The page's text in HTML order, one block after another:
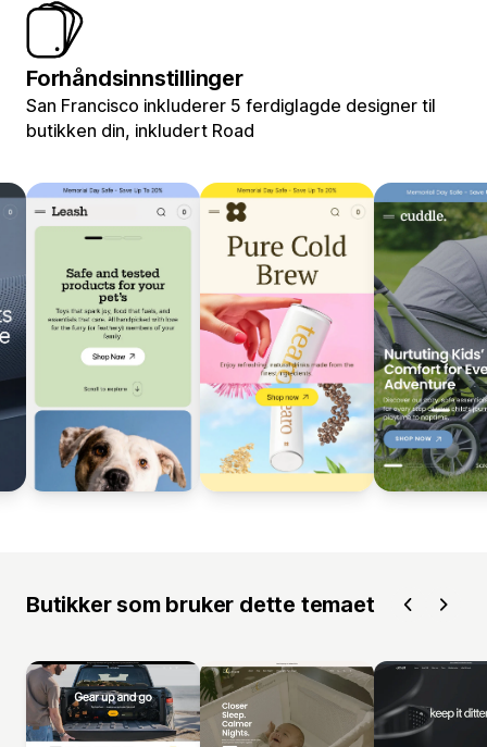
Forhåndsinnstillinger
San Francisco inkluderer 5 ferdiglagde designer til
butikken din, inkludert Road
Butikker som bruker dette temaet